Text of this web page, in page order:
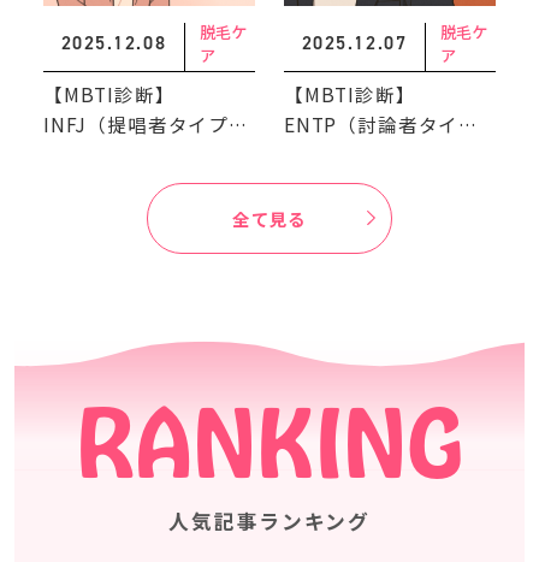
2025.12.08
脱毛ケ
ア
【MBTI診断】
INFJ（提唱者タイプ）
2025.12.07
脱毛ケ
ア
【MBTI診断】
ENTP（討論者タイ
スタイル
全て見る
RANKING
人気記事ランキング